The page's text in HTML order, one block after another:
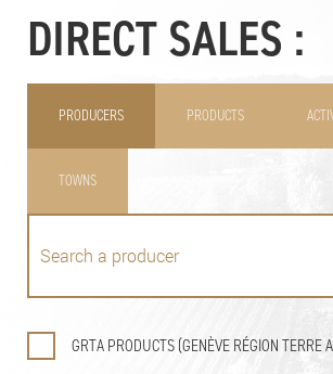
DIRECT SALES :
PRODUCERS PRODUCTS
TOWNS
GRTA PRODUCTS (GENÈVE RÉGION TERRE